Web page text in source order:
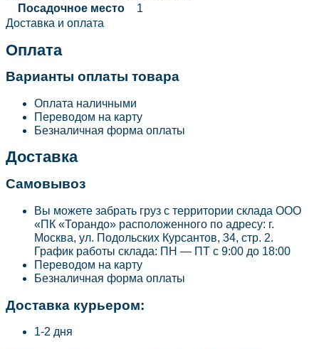
Посадочное место
1
Доставка и оплата
Оплата
Варианты оплаты товара
Оплата наличными
Переводом на карту
Безналичная форма оплаты
Доставка
Самовывоз
Вы можете забрать груз с территории склада ООО
«ПК «Торандо» расположенного по адресу: г.
Москва, ул. Подольских Курсантов, 34, стр. 2.
График работы склада: ПН — ПТ с 9:00 до 18:00
Переводом на карту
Безналичная форма оплаты
Доставка курьером:
1-2 дня